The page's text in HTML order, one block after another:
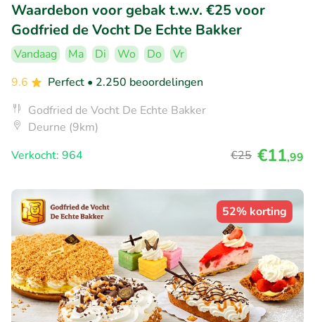
Waardebon voor gebak t.w.v. €25 voor
Godfried de Vocht De Echte Bakker
Vandaag Ma Di Wo Do
Vr
9.6
Perfect • 2.250 beoordelingen
Godfried de Vocht De Echte Bakker
Deurne (9km)
Verkocht: 964
€25 €11,99
52% korting